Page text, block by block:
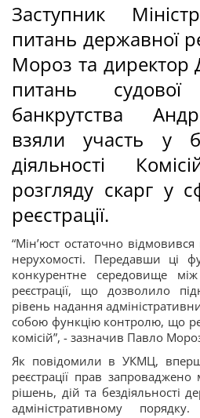
Заступник
питань державної
Мороз та директор
питань
банкрутства
взяли участь у
діяльності
розгляду скарг у
реєстрації.
“Мін’юст остаточно відмовився
нерухомості. Передавши ці
конкурентне середовище
реєстрації, що дозволило
рівень надання
собою функцію контролю, що
комісій”, - зазначив Павло
Як повідомили в УКМЦ,
реєстрації прав
рішень, дій та бездіяльності
адміністративному